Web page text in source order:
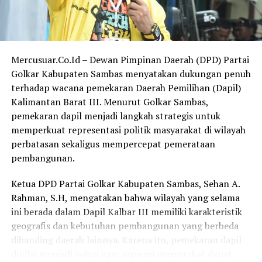
“Pers bukan lawan pemerintah atau legislatif, melainkan
mitra kritis. Dari pemberitaan yang jujur dan
kepada kepentingan rakyat,” tambahnya.
Di momentum peringatan Hari Pers Nasional 2026 ini,
Figo berharap insan pers semakin solid dan adaptif
terhadap perkembangan zaman, tanpa meninggalkan
nilai-nilai dasar dan kode etik jurnalistik.
“Semoga pers Indonesia semakin kuat dan berdaulat,
Teruslah menulis dengan hati, bekerja dengan nurani,
dan berdiri di sisi kepentingan masyarakat,” pungkasnya.
(Red)
Mercusuar.Co.Id – Dewan Pimpinan Daerah (DPD) Partai
Golkar Kabupaten Sambas menyatakan dukungan penuh
terhadap wacana pemekaran Daerah Pemilihan (Dapil)
Kalimantan Barat III. Menurut Golkar Sambas,
pemekaran dapil menjadi langkah strategis untuk
memperkuat representasi politik masyarakat di wilayah
perbatasan sekaligus mempercepat pemerataan
pembangunan.
Ketua DPD Partai Golkar Kabupaten Sambas, Sehan A.
Rahman, S.H, mengatakan bahwa wilayah yang selama
ini berada dalam Dapil Kalbar III memiliki karakteristik
geografis dan kebutuhan pembangunan yang berbeda
dibanding daerah lainnya. Karena itu, pemekaran dapil